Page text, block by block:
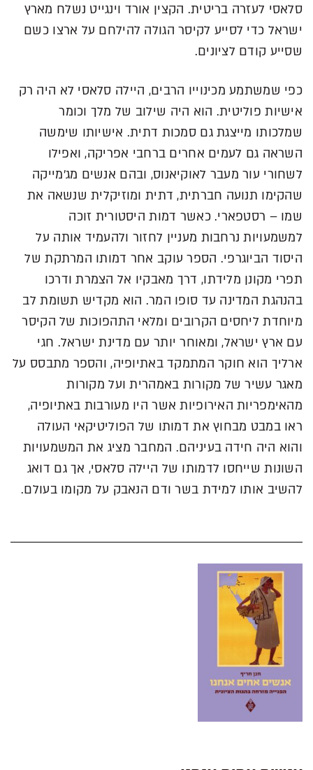
סלאסי לעזרה בריטית. הקצין אורד וינגייט נשלח מארץ
ישראל כדי לסייע לקיסר הגולה להילחם על ארצו כשם
שסייע קודם לציונים.
כפי שמשתמע מכינוייו הרבים, היילה סלאסי לא היה רק
אישיות פוליטית. הוא היה שילוב של מלך וכומר
שמלכותו מייצגת גם סמכות דתית. אישיותו שימשה
השראה גם לעמים אחרים ברחבי אפריקה, ואפילו
לשחורי עור מעבר לאוקיאנוס, ובהם אנשים מג'מייקה
שהקימו תנועה חברתית, דתית ומוזיקלית שנשאה את
שמו – רסטפארי. כאשר דמות היסטורית זוכה
למשמעויות נרחבות מעניין לחזור ולהעמיד אותה על
היסוד הביוגרפי. הספר עוקב אחר דמותו המרתקת של
תפרי מקונן מלידתו, דרך מאבקיו אל הצמרת ודרכו
בהנהגת המדינה עד סופו המר. הוא מקדיש תשומת לב
מיוחדת ליחסים הקרובים ומלאי התהפוכות של הקיסר
עם ארץ ישראל, ומאוחר יותר עם מדינת ישראל. חגי
ארליך הוא חוקר המתמקד באתיופיה, והספר מתבסס על
מאגר עשיר של מקורות באמהרית ועל מקורות
מהאימפריות האירופיות אשר היו מעורבות באתיופיה,
ראו במבט מבחוץ את דמותו של הפוליטיקאי העולה
והוא היה חידה בעיניהם. המחבר מציג את המשמעויות
השונות שייחסו לדמותו של היילה סלאסי, אך גם דואג
להשיב אותו למידת בשר ודם הנאבק על מקומו בעולם.